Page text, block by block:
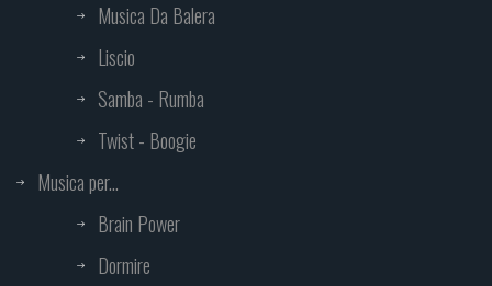
Musica Da Balera
Liscio
Samba - Rumba
Twist - Boogie
Musica per...
Brain Power
Dormire